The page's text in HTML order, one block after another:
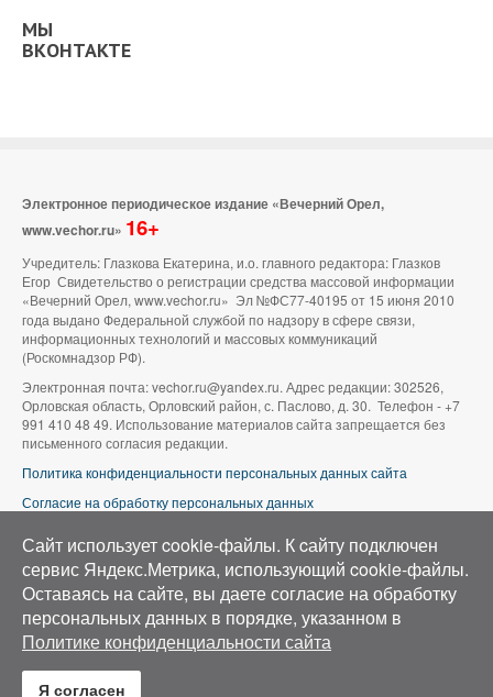
МЫ
ВКОНТАКТЕ
Электронное периодическое издание «Вечерний Орел,
www.vechor.ru» 16+
Учредитель: Глазкова Екатерина, и.о. главного редактора: Глазков
Егор Свидетельство о регистрации средства массовой информации
«Вечерний Орел, www.vechor.ru» Эл №ФС77-40195 от 15 июня 2010
года выдано Федеральной службой по надзору в сфере связи,
информационных технологий и массовых коммуникаций
(Роскомнадзор РФ).
Электронная почта: vechor.ru@yandex.ru. Адрес редакции: 302526,
Орловская область, Орловский район, с. Паслово, д. 30. Телефон - +7
991 410 48 49. Использование материалов сайта запрещается без
письменного согласия редакции.
Политика конфиденциальности персональных данных сайта
Согласие на обработку персональных данных
Аэросъемка в Орле»
Сайт использует cookie-файлы. К cайту подключен
сервис Яндекс.Метрика, использующий cookie-файлы.
Оставаясь на сайте, вы даете согласие на обработку
персональных данных в порядке, указанном в
Политике конфиденциальности сайта
Я согласен